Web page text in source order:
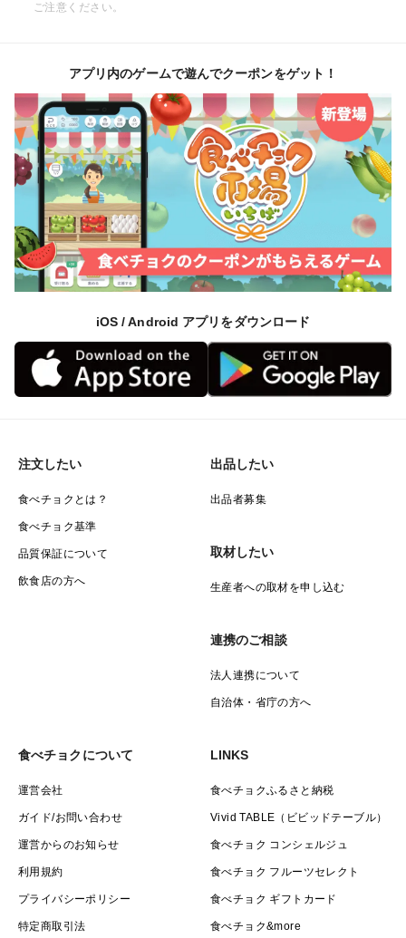
ご注意ください。
アプリ内のゲームで遊んでクーポンをゲット！
iOS / Android アプリをダウンロード
注文したい
食べチョクとは？
食べチョク基準
品質保証について
飲食店の方へ
出品したい
出品者募集
取材したい
生産者への取材を申し込む
連携のご相談
法人連携について
自治体・省庁の方へ
食べチョクについて
運営会社
ガイド/お問い合わせ
運営からのお知らせ
利用規約
プライバシーポリシー
特定商取引法
LINKS
食べチョクふるさと納税
Vivid TABLE（ビビッドテーブル）
食べチョク コンシェルジュ
食べチョク フルーツセレクト
食べチョク ギフトカード
食べチョク&more